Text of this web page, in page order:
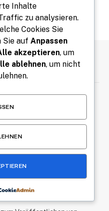
Nachrichten und
und Umgebung. Wir
Trends und Themen, die die
und entdecken Sie
Inhalte
zu analysieren.
Cookies Sie
Sie auf Anpassen
akzeptieren, um
ablehnen, um nicht